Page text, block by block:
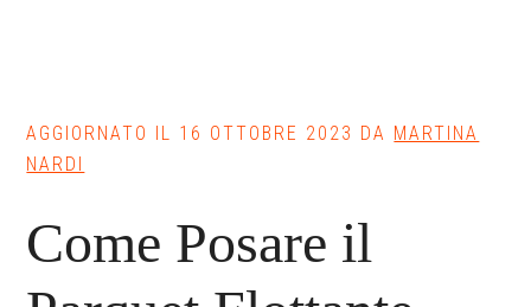
AGGIORNATO IL 16 OTTOBRE 2023 DA MARTINA
NARDI
Come Posare il